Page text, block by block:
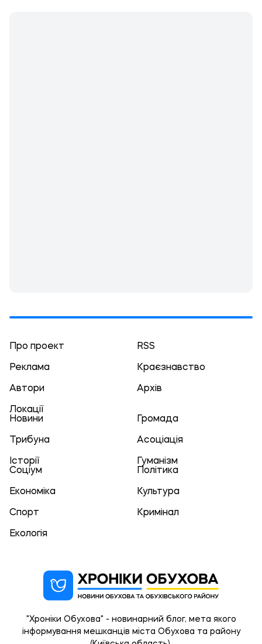
Про проект RSS
Реклама Краєзнавство
Автори Архів
Локації
Новини
Громада
Трибуна Асоціація
Історії
Гуманізм
Соціум
Політика
Економіка Культура
Спорт Кримінал
Екологія
"Хроніки Обухова" - новинарний блог, мета якого
інформування мешканців міста Обухова та району